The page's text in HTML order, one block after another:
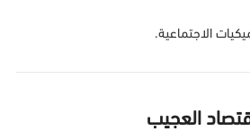
الاجتماعية.
العجيب